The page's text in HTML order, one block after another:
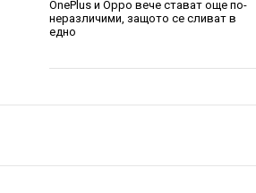
OnePlus и Oppo вече стават още по-
неразличими, защото се сливат в
едно